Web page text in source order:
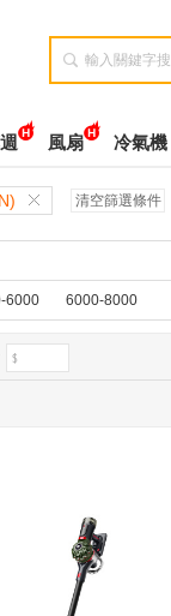

風扇 冷氣機
清空篩選條件
6000 6000-8000